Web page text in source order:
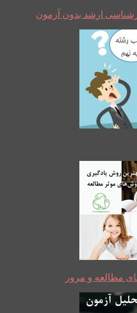
ارشد بدون آزمون
مطالعه و مرور